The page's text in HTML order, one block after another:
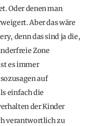
Oder denen man
Aber das wäre
denn das sind ja die,
Zone
es immer
auf
einfach die
der Kinder
verantwortlich zu